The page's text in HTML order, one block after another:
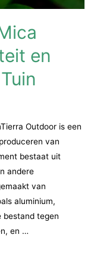
en
Outdoor is een
van
bestaat uit
andere
van
aluminium,
bestand tegen
en …